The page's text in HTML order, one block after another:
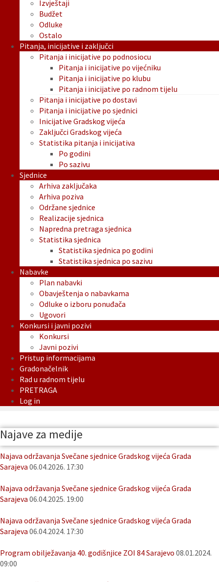
Izvještaji
Budžet
Odluke
Ostalo
Pitanja, inicijative i zaključci
Pitanja i inicijative po podnosiocu
Pitanja i inicijative po vijećniku
Pitanja i inicijative po klubu
Pitanja i inicijative po radnom tijelu
Pitanja i inicijative po dostavi
Pitanja i inicijative po sjednici
Inicijative Gradskog vijeća
Zaključci Gradskog vijeća
Statistika pitanja i inicijativa
Po godini
Po sazivu
Sjednice
Arhiva zaključaka
Arhiva poziva
Održane sjednice
Realizacije sjednica
Napredna pretraga sjednica
Statistika sjednica
Statistika sjednica po godini
Statistika sjednica po sazivu
Nabavke
Plan nabavki
Obavještenja o nabavkama
Odluke o izboru ponuđača
Ugovori
Konkursi i javni pozivi
Konkursi
Javni pozivi
Pristup informacijama
Gradonačelnik
Rad u radnom tijelu
PRETRAGA
Log in
Najave za medije
Najava održavanja Svečane sjednice Gradskog vijeća Grada
Sarajeva 06.04.2026. 17:30
Najava održavanja Svečane sjednice Gradskog vijeća Grada
Sarajeva 06.04.2025. 19:00
Najava održavanja Svečane sjednice Gradskog vijeća Grada
Sarajeva 06.04.2024. 17:30
Program obilježavanja 40. godišnjice ZOI 84 Sarajevo 08.01.2024.
09:00